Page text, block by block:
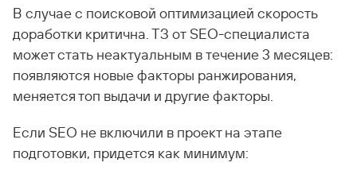
В случае с поисковой оптимизацией скорость
доработки критична. ТЗ от SEO-специалиста
может стать неактуальным в течение 3 месяцев:
появляются новые факторы ранжирования,
меняется топ выдачи и другие факторы.
Если SEO не включили в проект на этапе
подготовки, придется как минимум: